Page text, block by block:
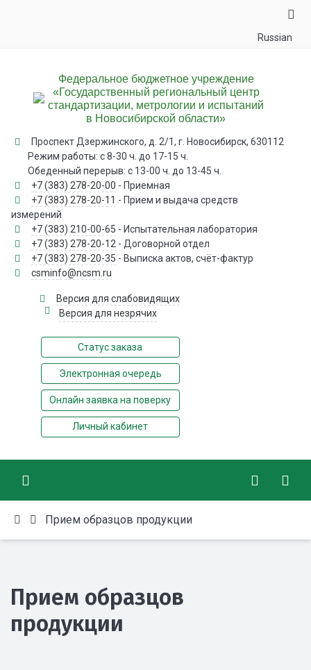
Russian
Федеральное бюджетное учреждение
«Государственный региональный центр
стандартизации, метрологии и испытаний
в Новосибирской области»
Проспект Дзержинского, д. 2/1, г. Новосибирск, 630112
Режим работы: с 8-30 ч. до 17-15 ч.
Обеденный перерыв: с 13-00 ч. до 13-45 ч.
+7 (383) 278-20-00 - Приемная
+7 (383) 278-20-11 - Прием и выдача средств
измерений
+7 (383) 210-00-65 - Испытательная лаборатория
+7 (383) 278-20-12 - Договорной отдел
+7 (383) 278-20-35 - Выписка актов, счёт-фактур
csminfo@ncsm.ru
Версия для слабовидящих
Версия для незрячих
Статус заказа
Электронная очередь
Онлайн заявка на поверку
Личный кабинет
Прием образцов продукции
Прием образцов
продукции